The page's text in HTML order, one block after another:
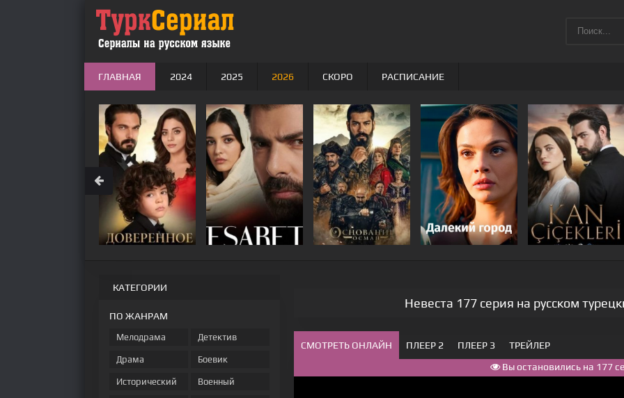
Невеста 177 серия на русском
СМОТРЕТЬ ОНЛАЙН ПЛЕЕР 2 ПЛЕЕР 3
ТРЕЙЛЕР
Вы остановились на 177
КАТЕГОРИИ
ПО ЖАНРАМ
Мелодрама
Драма
Исторический
Детектив
Боевик
Военный
ГЛАВНАЯ 2024 2025 2026 СКОРО РАСПИСАНИЕ